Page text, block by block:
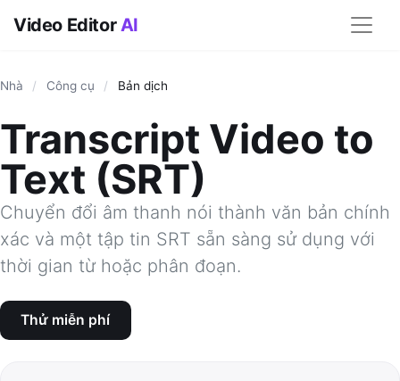
Video EditorAI
Nhà / Công cụ / Bản dịch
Transcript Video to
Text (SRT)
Chuyển đổi âm thanh nói thành văn bản chính
xác và một tập tin SRT sẵn sàng sử dụng với
thời gian từ hoặc phân đoạn.
Thử miễn phí